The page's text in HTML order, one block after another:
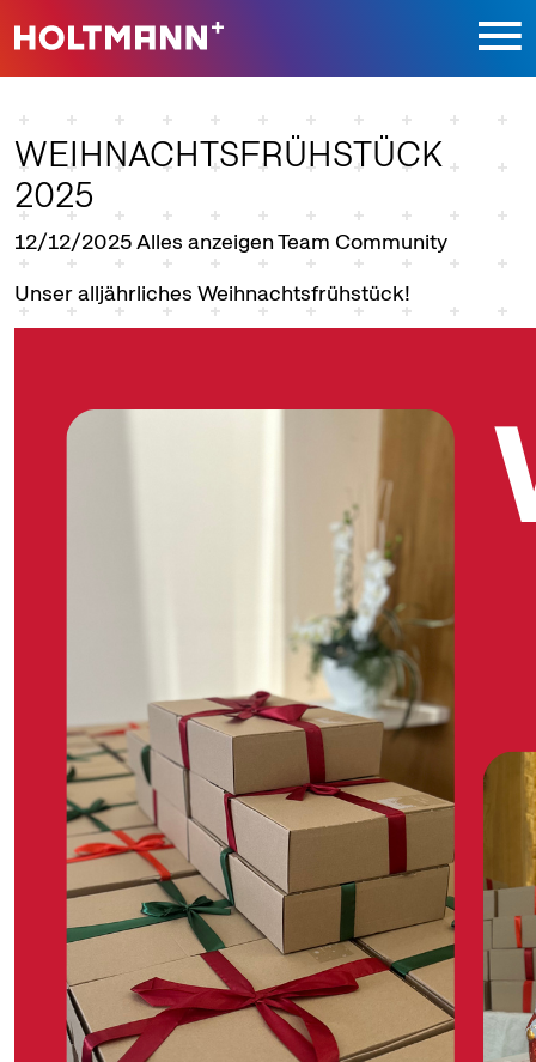
WEIHNACHTSFRÜHSTÜCK
2025
12/12/2025Alles anzeigen Team Community
Unser alljährliches Weihnachtsfrühstück!